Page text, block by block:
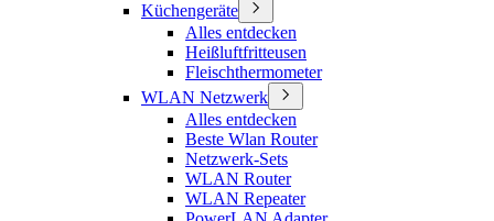
Küchengeräte
Alles entdecken
Heißluftfritteusen
Fleischthermometer
WLAN Netzwerk
Alles entdecken
Beste Wlan Router
Netzwerk-Sets
WLAN Router
WLAN Repeater